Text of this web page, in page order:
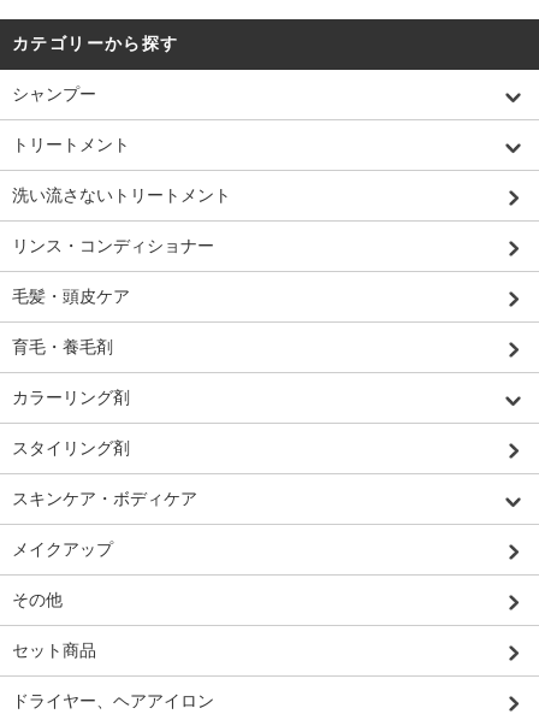
カテゴリーから探す
シャンプー
トリートメント
洗い流さないトリートメント
リンス・コンディショナー
毛髪・頭皮ケア
育毛・養毛剤
カラーリング剤
スタイリング剤
スキンケア・ボディケア
メイクアップ
その他
セット商品
ドライヤー、ヘアアイロン